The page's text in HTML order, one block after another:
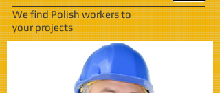
We find Polish workersto
your projects